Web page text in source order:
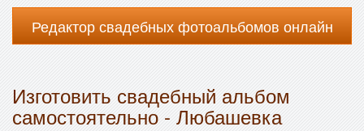
Редактор свадебных фотоальбомов онлайн
Изготовить свадебный альбом
самостоятельно - Любашевка